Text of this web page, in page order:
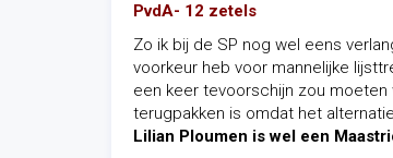
PvdA- 12 zetels
Zo ik bij de SP nog wel eens
voorkeur heb voor mannelijke
een keer tevoorschijn zou
terugpakken is omdat het
Lilian Ploumen is wel een